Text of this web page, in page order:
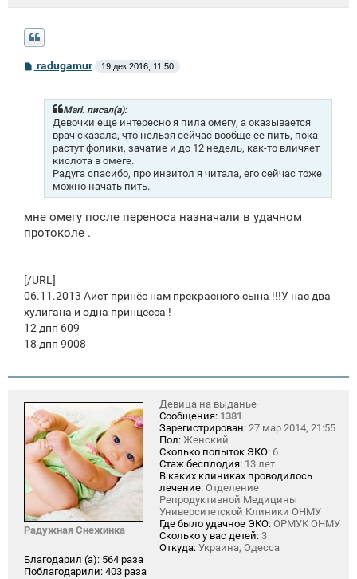
Сradugamur 19 дек 2016, 11:50
Mari. писал(а):
Девочки еще интересно я пила омегу, а оказывается
врач сказала, что нельзя сейчас вообще ее пить, пока
растут фолики, зачатие и до 12 недель, как-то вличяет
кислота в омеге.
Радуга спасибо, про инзитол я читала, его сейчас тоже
можно начать пить.
мне омегу после переноса назначали в удачном
протоколе .
[/URL]
06.11.2013 Аист принёс нам прекрасного сына !!!У нас два
хулигана и одна принцесса !
12 дпп 609
18 дпп 9008
Радужная Снежинка
Девица на выданье
Сообщения: 1381
Зарегистрирован: 27 мар 2014, 21:55
Пол: Женский
Сколько попыток ЭКО: 6
Стаж бесплодия: 13 лет
В каких клиниках проводилось
лечение: Отделение
Репродуктивной Медицины
Университетской Клиники ОНМУ
Где было удачное ЭКО: ОРМУК ОНМУ
Сколько у вас детей: 3
Откуда: Украина, Одесса
Благодарил (а): 564 раза
Поблагодарили: 403 раза